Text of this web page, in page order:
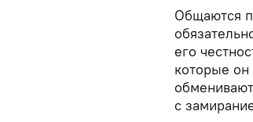
Общаются
его
которые
с